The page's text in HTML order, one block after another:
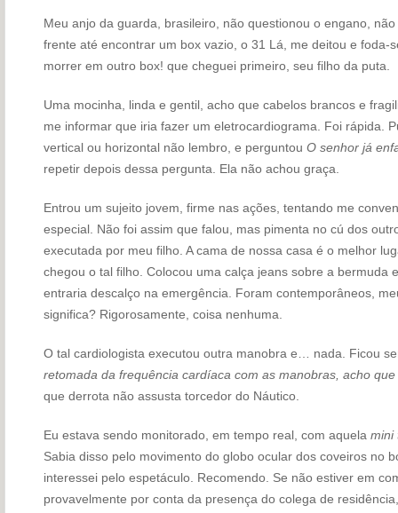
Meu anjo da guarda, brasileiro, não questionou o engano,
frente até encontrar um box vazio, o 31 Lá, me deitou e foda-
morrer em outro box! que cheguei primeiro, seu filho da puta.
Uma mocinha, linda e gentil, acho que cabelos brancos e
me informar que iria fazer um eletrocardiograma. Foi rápida.
vertical ou horizontal não lembro, e perguntou O senhor já
repetir depois dessa pergunta. Ela não achou graça.
Entrou um sujeito jovem, firme nas ações, tentando me
especial. Não foi assim que falou, mas pimenta no cú dos
executada por meu filho. A cama de nossa casa é o melhor
chegou o tal filho. Colocou uma calça jeans sobre a bermuda
entraria descalço na emergência. Foram contemporâneos,
significa? Rigorosamente, coisa nenhuma.
O tal cardiologista executou outra manobra e… nada. Ficou
retomada da frequência cardíaca com as manobras, acho
que derrota não assusta torcedor do Náutico.
Eu estava sendo monitorado, em tempo real, com aquela mini
Sabia disso pelo movimento do globo ocular dos coveiros no
interessei pelo espetáculo. Recomendo. Se não estiver em
provavelmente por conta da presença do colega de